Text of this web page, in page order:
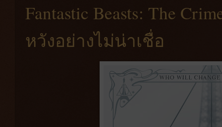
Fantastic Beasts: The
หวังอย่างไม่น่าเชื่อ